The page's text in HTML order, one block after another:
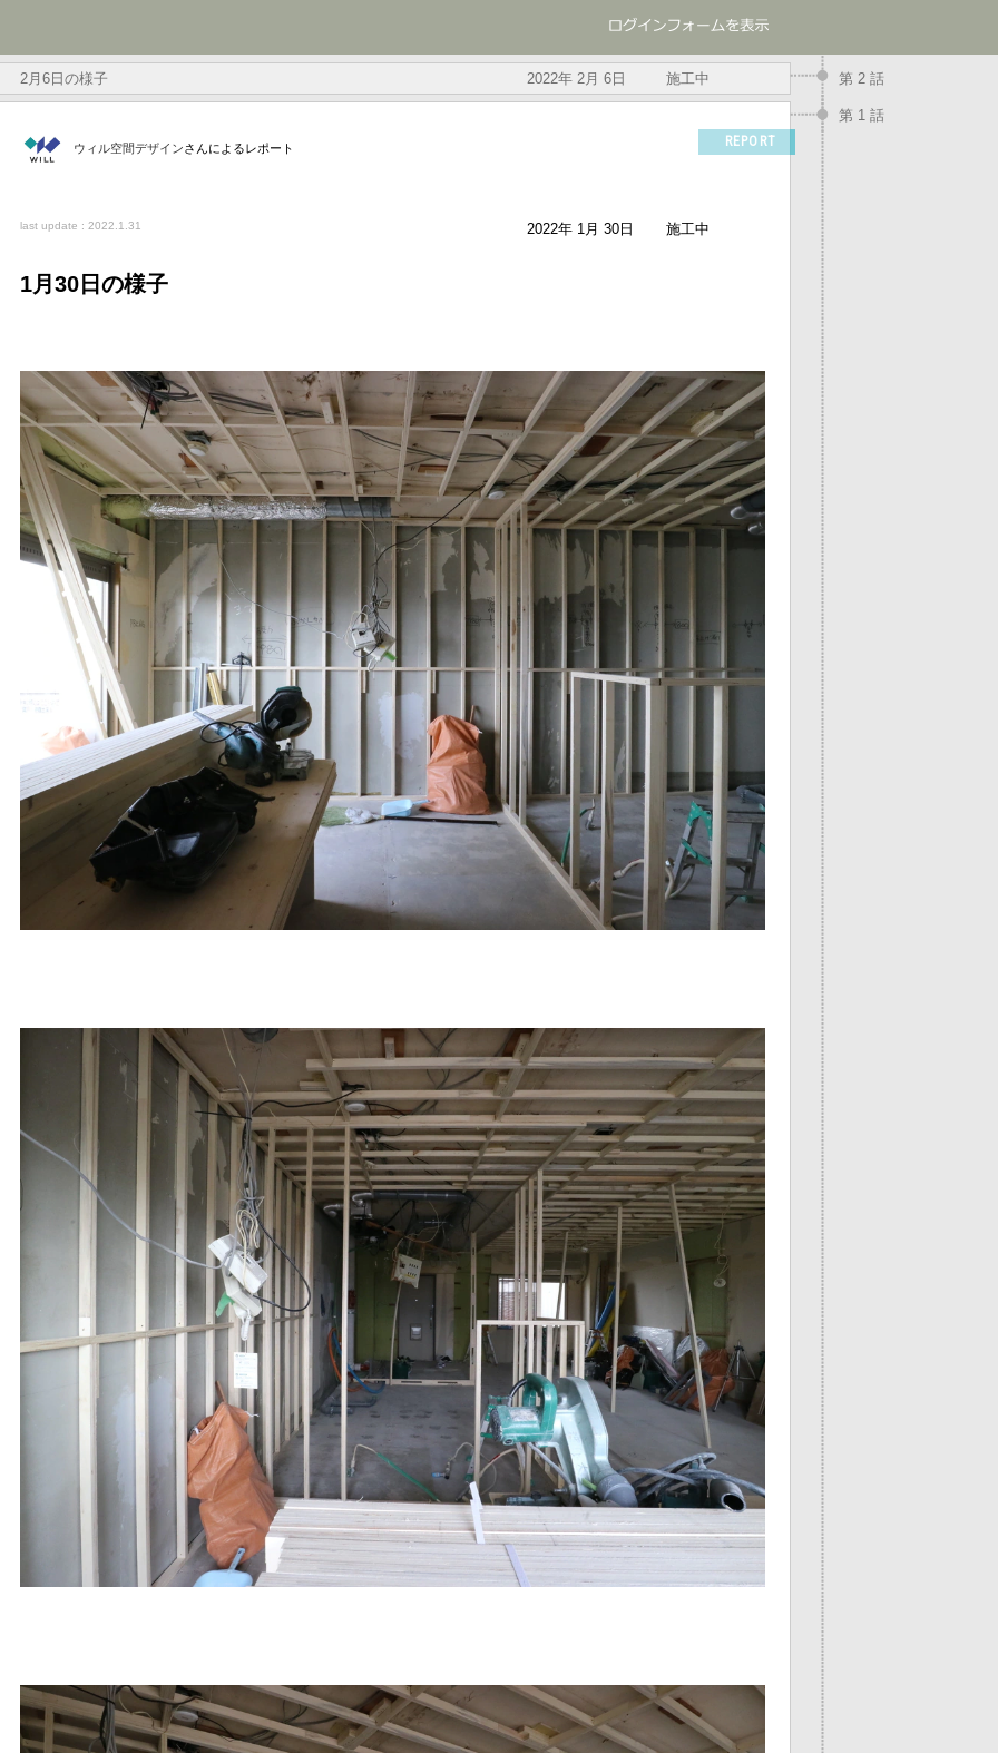
第 2 話
2月6日の様子 2022年 2月 6日 施工中
第 1 話
ウィル空間デザインさんによるレポート REPORT
last update : 2022.1.31 2022年 1月 30日 施工中
1月30日の様子